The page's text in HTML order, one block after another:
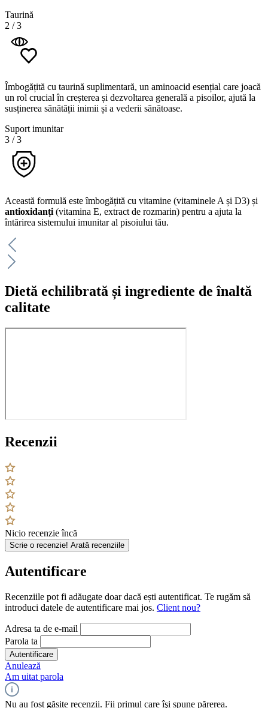
Taurină
2 /3
Îmbogățită cu taurină suplimentară, un aminoacid esențial care joacă
un rol crucial în creșterea și dezvoltarea generală a pisoilor, ajută la
susținerea sănătății inimii și a vederii sănătoase.
Suport imunitar
3 /3
Această formulă este îmbogățită cu vitamine (vitaminele A și D3) și
antioxidanți (vitamina E, extract de rozmarin) pentru a ajuta la
întărirea sistemului imunitar al pisoiului tău.
Dietă echilibrată și ingrediente de înaltă
calitate
Recenzii
Nicio recenzie încă
Scrie o recenzie! Arată recenziile
Autentificare
Recenziile pot fi adăugate doar dacă ești autentificat. Te rugăm să
introduci datele de autentificare mai jos. Client nou?
Adresa ta de e-mail
Parola ta
Autentificare
Anulează
Am uitat parola
Nu au fost găsite recenzii. Fii primul care îşi spune părerea.